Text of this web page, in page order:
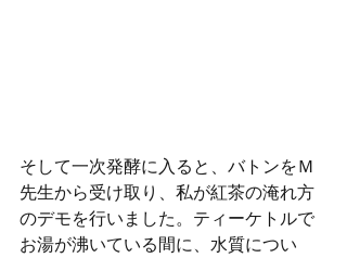
そして一次発酵に入ると、バトンをＭ
先生から受け取り、私が紅茶の淹れ方
のデモを行いました。ティーケトルで
お湯が沸いている間に、水質につい